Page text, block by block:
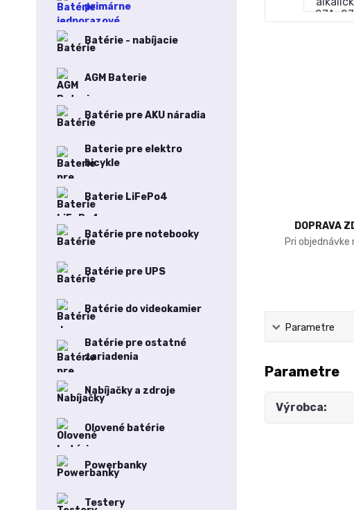
primárne
Batérie - nabíjacie
AGM Baterie
Batérie pre AKU náradia
Baterie pre elektro
bicykle
Baterie LiFePo4
Batérie pre notebooky
Batérie pre UPS
Batérie do videokamier
Batérie pre ostatné
zariadenia
Nabíjačky a zdroje
Olovené batérie
Powerbanky
Testery
DOPRAVA
Pri objednávke
Parametre
Parametre
Výrobca